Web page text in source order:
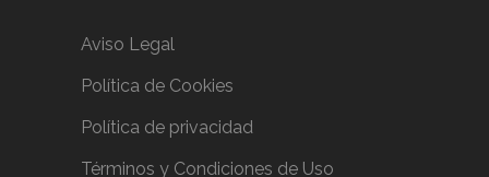
Aviso Legal
Política de Cookies
Política de privacidad
Términos y Condiciones de Uso